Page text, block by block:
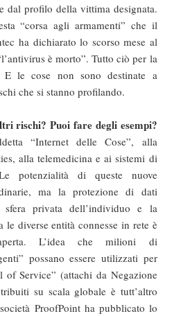
dal profilo della vittima designata.
“corsa agli armamenti” che il
ha dichiarato lo scorso mese al
è morto”. Tutto ciò per la
le cose non sono destinate a
che si stanno profilando.
rischi? Puoi fare degli esempi?
“Internet delle Cose”, alla
alla telemedicina e ai sistemi di
potenzialità di queste nuove
ma la protezione di dati
privata dell’individuo e la
le diverse entità connesse in rete è
L’idea che milioni di
possano essere utilizzati per
of Service” (attachi da Negazione
su scala globale è tutt’altro
ProofPoint ha pubblicato lo